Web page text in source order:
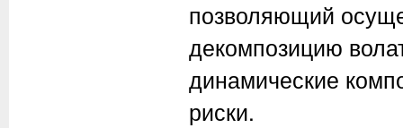
позволяющий
декомпозицию
динамические
риски.